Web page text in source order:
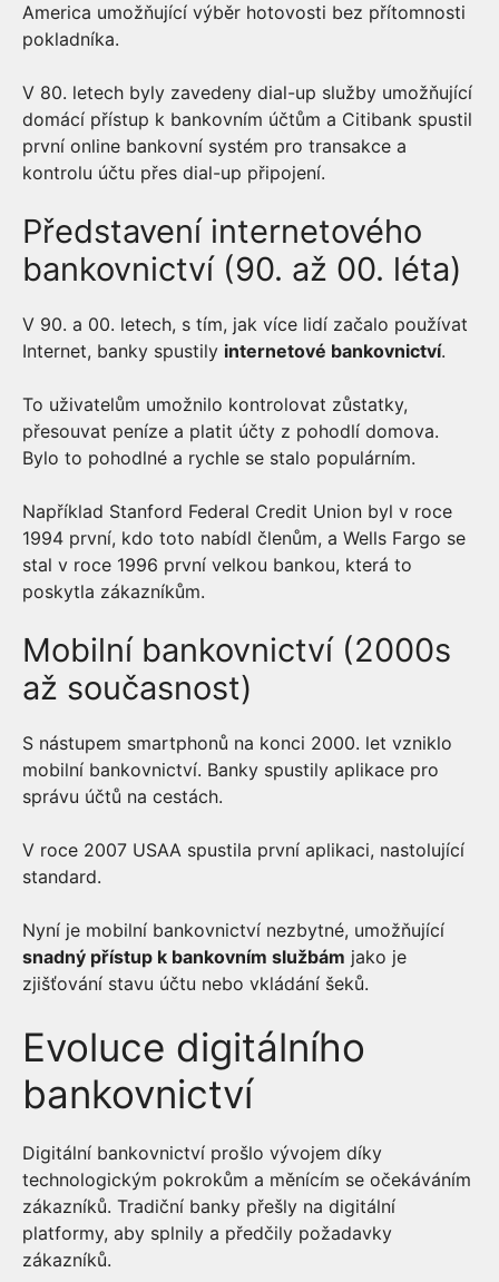
America umožňující výběr hotovosti bez přítomnosti
pokladníka.
V 80. letech byly zavedeny dial-up služby umožňující
domácí přístup k bankovním účtům a Citibank spustil
první online bankovní systém pro transakce a
kontrolu účtu přes dial-up připojení.
Představení internetového
bankovnictví (90. až 00. léta)
V 90. a 00. letech, s tím, jak více lidí začalo používat
Internet, banky spustily internetové bankovnictví.
To uživatelům umožnilo kontrolovat zůstatky,
přesouvat peníze a platit účty z pohodlí domova.
Bylo to pohodlné a rychle se stalo populárním.
Například Stanford Federal Credit Union byl v roce
1994 první, kdo toto nabídl členům, a Wells Fargo se
stal v roce 1996 první velkou bankou, která to
poskytla zákazníkům.
Mobilní bankovnictví (2000s
až současnost)
S nástupem smartphonů na konci 2000. let vzniklo
mobilní bankovnictví. Banky spustily aplikace pro
správu účtů na cestách.
V roce 2007 USAA spustila první aplikaci, nastolující
standard.
Nyní je mobilní bankovnictví nezbytné, umožňující
snadný přístup k bankovním službám jako je
zjišťování stavu účtu nebo vkládání šeků.
Evoluce digitálního
bankovnictví
Digitální bankovnictví prošlo vývojem díky
technologickým pokrokům a měnícím se očekáváním
zákazníků. Tradiční banky přešly na digitální
platformy, aby splnily a předčily požadavky
zákazníků.